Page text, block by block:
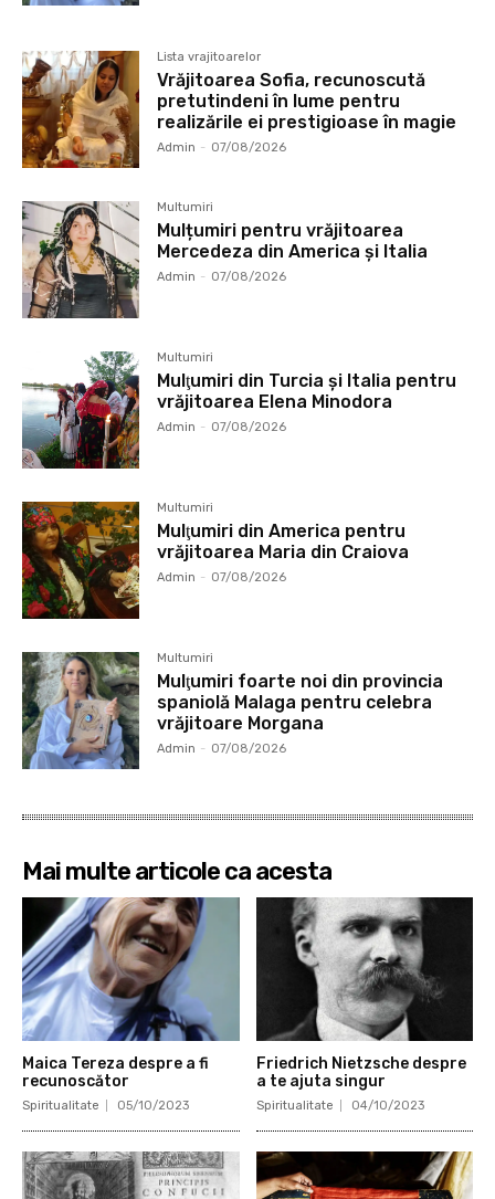
Lista vrajitoarelor
Vrăjitoarea Sofia, recunoscută
pretutindeni în lume pentru
realizările ei prestigioase în magie
Admin - 07/08/2026
Multumiri
Mulțumiri pentru vrăjitoarea
Mercedeza din America și Italia
Admin - 07/08/2026
Multumiri
Mulţumiri din Turcia și Italia pentru
vrăjitoarea Elena Minodora
Admin - 07/08/2026
Multumiri
Mulţumiri din America pentru
vrăjitoarea Maria din Craiova
Admin - 07/08/2026
Multumiri
Mulţumiri foarte noi din provincia
spaniolă Malaga pentru celebra
vrăjitoare Morgana
Admin - 07/08/2026
Mai multe articole ca acesta
Maica Tereza despre a fi
recunoscător
Spiritualitate 05/10/2023
Friedrich Nietzsche despre
a te ajuta singur
Spiritualitate 04/10/2023